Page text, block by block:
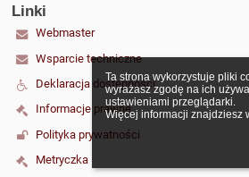
Ta strona wykorzystuje pliki
wyrażasz zgodę na ich
ustawieniami przeglądarki.
Więcej informacji znajdziesz
Linki
Webmaster
Wsparcie techniczne
Deklaracja dostępności
Informacje prawne
Polityka prywatności
Metryczka